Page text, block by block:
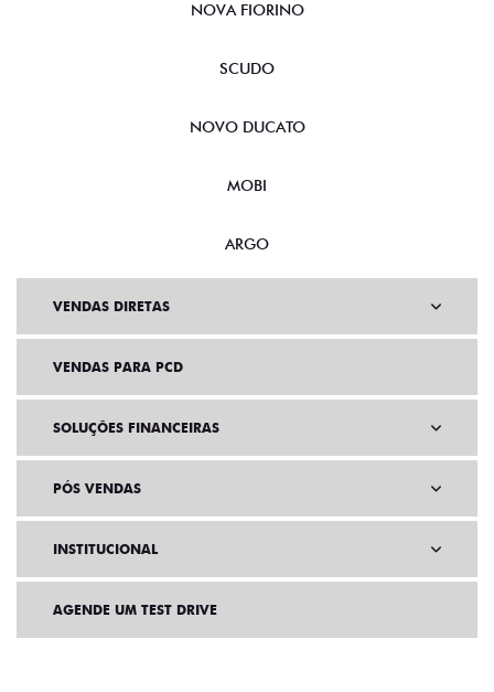
NOVA FIORINO
SCUDO
NOVO DUCATO
MOBI
ARGO
VENDAS DIRETAS
VENDAS PARA PCD
SOLUÇÕES FINANCEIRAS
PÓS VENDAS
INSTITUCIONAL
AGENDE UM TEST DRIVE